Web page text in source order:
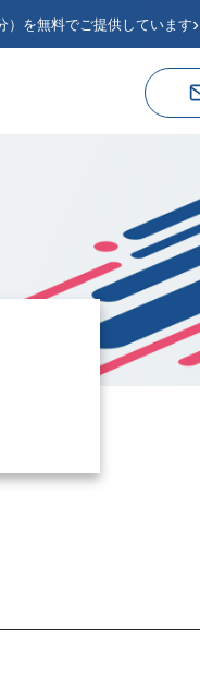
）を無料でご提供しています›